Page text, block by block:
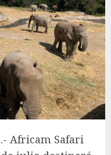
Africam Safari